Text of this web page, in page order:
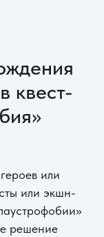
квест-
или
или экшн-
решение